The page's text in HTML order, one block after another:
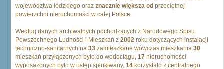
województwa łódzkiego oraz znacznie większa od przeciętnej
powierzchni nieruchomości w całej Polsce.
Według danych archiwalnych pochodzących z Narodowego Spisu
Powszechnego Ludności i Mieszkań z 2002 roku dotyczących instalacji
techniczno-sanitarnych na 33 zamieszkane wówczas mieszkania 30
mieszkań przyłączonych było do wodociągu, 17 nieruchomości
wyposażonych było w ustęp spłukiwany, 14 korzystało z centralnego